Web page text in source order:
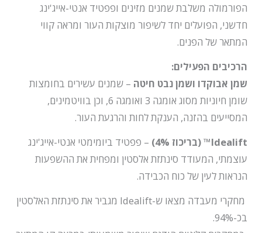
הפורמולה משלבת שמנים מזינים ופפטיד אנטי-אייג'ינג
חדשני, הפועלים יחד לשיפור מוצקות העור ומראה קווי
המתאר של הפנים.
הרכיבים הפעילים:
שמן אבוקדו ושמן נבט חיטה – שמנים עשירים בחומצות
שומן חיוניות מסוג אומגה 3 ואומגה 6, וכן בוויטמינים,
המסייעים בהזנה, הענקת לחות והרגעת העור.
Idealift™ (בריכוז 4%)
– פפטיד ביומימטי אנטי-אייג'ינג
עוצמתי, המעודד סינתזת אלסטין ומפחית את ההשפעות
הנראות לעין של כוח הכבידה.
מחקרי מעבדה מצאו ש-Idealift מגביר את סינתזת האלסטין
בכ-94%.